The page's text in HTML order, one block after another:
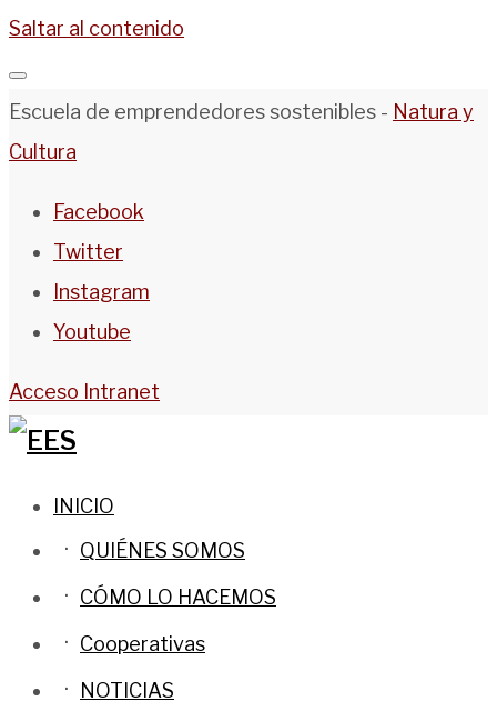
Saltar al contenido
Escuela de emprendedores sostenibles - Natura y
Cultura
Facebook
Twitter
Instagram
Youtube
Acceso Intranet
INICIO
QUIÉNES SOMOS
CÓMO LO HACEMOS
Cooperativas
NOTICIAS